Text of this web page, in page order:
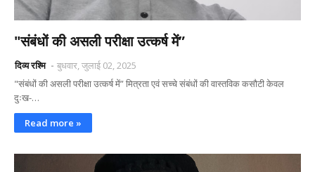
"संबंधों की असली परीक्षा उत्कर्ष में”
दिव्य रश्मि
बुधवार, जुलाई 02, 2025
"संबंधों की असली परीक्षा उत्कर्ष में” मित्रता एवं सच्चे संबंधों की वास्तविक कसौटी केवल
दुःख-…
Read more »